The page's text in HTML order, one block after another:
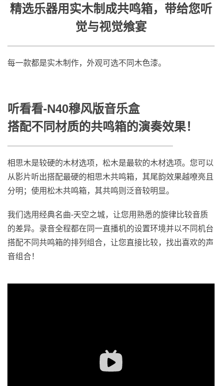
精选乐器用实木制成共鸣箱，带给您听
觉与视觉飨宴
每一款都是实木制作，外观可选不同木色漆。
听看看-N40穆风版音乐盒
搭配不同材质的共鸣箱的演奏效果！
相思木是较硬的木材选项，松木是最软的木材选项。您可以
从影片听出搭配最硬的相思木共鸣箱，其尾韵效果越嘹亮且
分明；使用松木共鸣箱，其共鸣则泛音较明显。
我们选用经典名曲-天空之城，让您用熟悉的旋律比较音质
的差异。录音全程都在同一直播机的设置环境并以不同机台
搭配不同共鸣箱的排列组合，让您直接比较，找出喜欢的声
音组合！